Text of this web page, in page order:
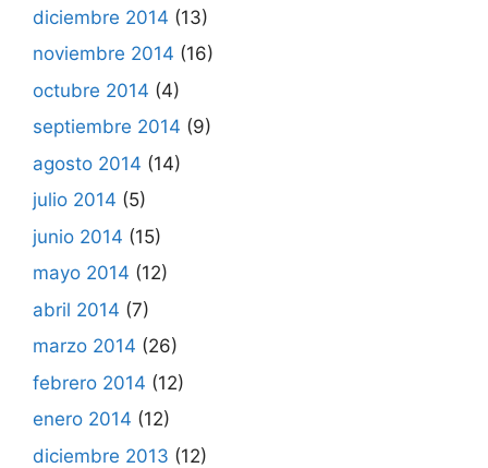
diciembre 2014 (13)
noviembre 2014 (16)
octubre 2014 (4)
septiembre 2014 (9)
agosto 2014 (14)
julio 2014 (5)
junio 2014 (15)
mayo 2014 (12)
abril 2014 (7)
marzo 2014 (26)
febrero 2014 (12)
enero 2014 (12)
diciembre 2013 (12)